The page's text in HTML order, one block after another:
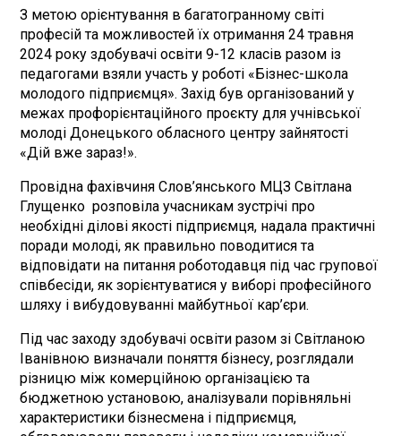
З метою орієнтування в багатогранному світі
професій та можливостей їх отримання 24 травня
2024 року здобувачі освіти 9-12 класів разом із
педагогами взяли участь у роботі «Бізнес-школа
молодого підприємця». Захід був організований у
межах профорієнтаційного проєкту для учнівської
молоді Донецького обласного центру зайнятості
«Дій вже зараз!».
Провідна фахівчиня Слов’янського МЦЗ Світлана
Глущенко розповіла учасникам зустрічі про
необхідні ділові якості підприємця, надала практичні
поради молоді, як правильно поводитися та
відповідати на питання роботодавця під час групової
співбесіди, як зорієнтуватися у виборі професійного
шляху і вибудовуванні майбутньої кар’єри.
Під час заходу здобувачі освіти разом зі Світланою
Іванівною визначали поняття бізнесу, розглядали
різницю між комерційною організацією та
бюджетною установою, аналізували порівняльні
характеристики бізнесмена і підприємця,